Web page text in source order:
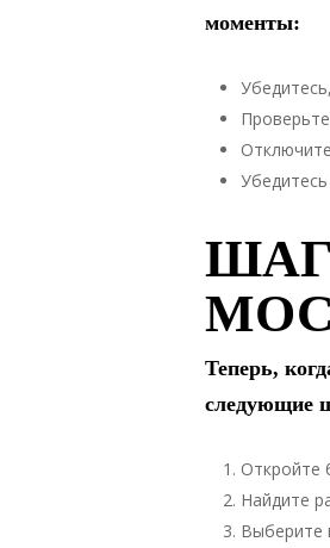
моменты:
Теперь,
следующие
Откройте
Найдите
Выберите